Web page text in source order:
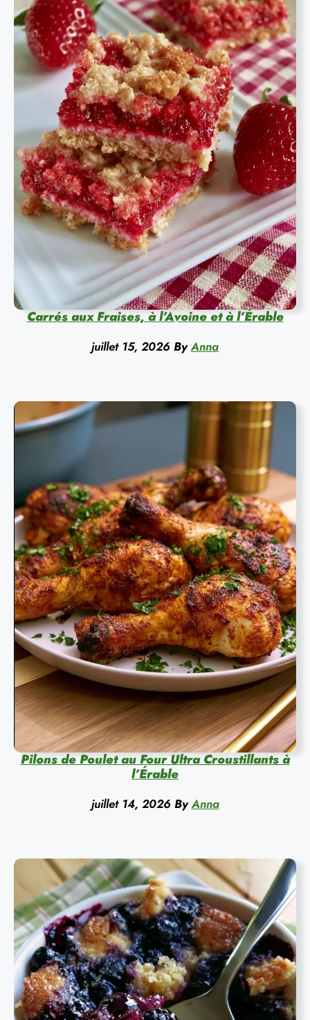
Carrés aux Fraises, à l’Avoine et à l’Érable
juillet 15, 2026 By Anna
Pilons de Poulet au Four Ultra Croustillants à
l’Érable
juillet 14, 2026 By Anna